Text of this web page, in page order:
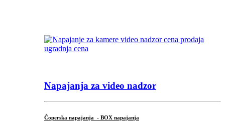
Napajanja za video nadzor
Čoperska napajanja - BOX napajanja